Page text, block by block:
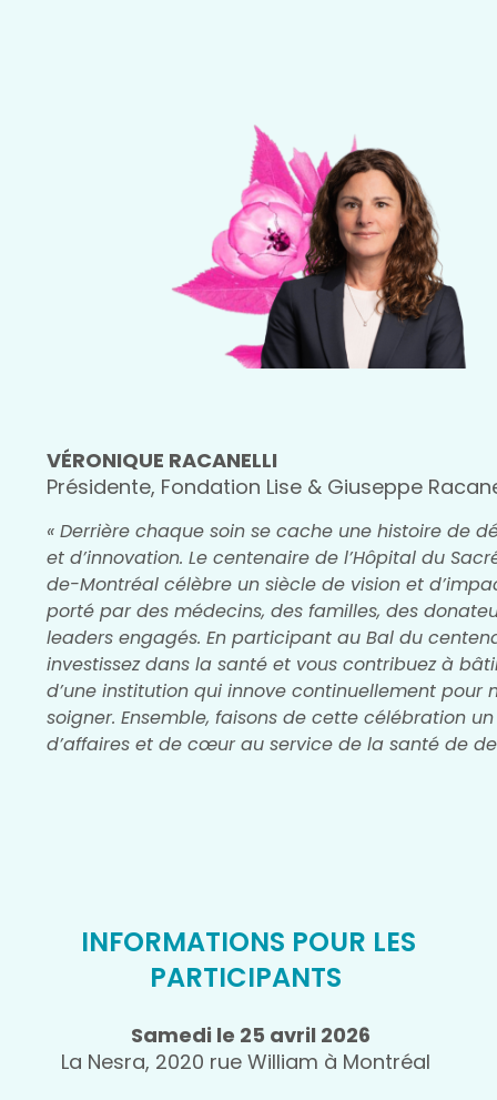
VÉRONIQUE RACANELLI
Présidente, Fondation Lise & Giuseppe
« Derrière chaque soin se cache une histoire de
et d’innovation. Le centenaire de l’Hôpital du
de-Montréal célèbre un siècle de vision et
porté par des médecins, des familles, des
leaders engagés. En participant au Bal du
investissez dans la santé et vous contribuez à
d’une institution qui innove continuellement pour
soigner. Ensemble, faisons de cette célébration
d’affaires et de cœur au service de la santé de
INFORMATIONS POUR LES
PARTICIPANTS
Samedi le 25 avril 2026
La Nesra, 2020 rue William à Montréal